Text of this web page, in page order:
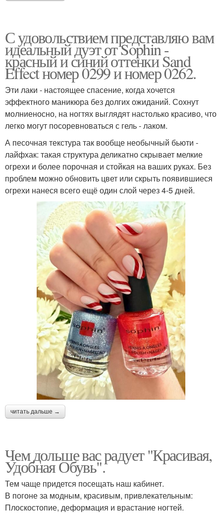
С удовольствием представляю вам
идеальный дуэт от Sophin -
красный и синий оттенки Sand
Effect номер 0299 и номер 0262.
Эти лаки - настоящее спасение, когда хочется
эффектного маникюра без долгих ожиданий. Сохнут
молниеносно, на ногтях выглядят настолько красиво, что
легко могут посоревноваться с гель - лаком.
А песочная текстура так вообще необычный бьюти -
лайфхак: такая структура деликатно скрывает мелкие
огрехи и более порочная и стойкая на ваших руках. Без
проблем можно обновить цвет или скрыть появившиеся
огрехи нанеся всего ещё один слой через 4-5 дней.
читать дальше →
Чем дольше вас радует "Красивая,
Удобная Обувь".
Тем чаще придется посещать наш кабинет.
В погоне за модным, красивым, привлекательным:
Плоскостопие, деформация и врастание ногтей.